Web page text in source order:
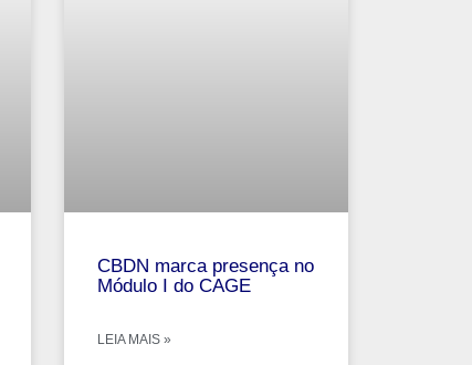
CBDN marca presença no
Módulo I do CAGE
LEIA MAIS »